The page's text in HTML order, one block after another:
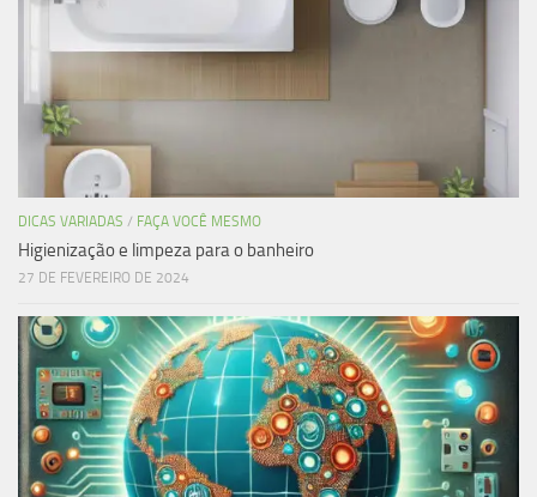
DICAS VARIADAS / FAÇA VOCÊ MESMO
Higienização e limpeza para o banheiro
27 DE FEVEREIRO DE 2024